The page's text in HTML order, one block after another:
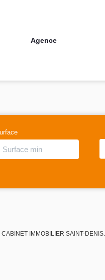
Agence
IMMOBILIER SAINT-DENIS.